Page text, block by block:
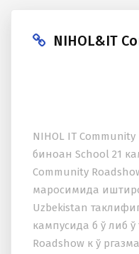
NIHOL&IT
NIHOL IT
биноан School 21
Community
маросимида
Uzbekistan
кампусида б ў либ
Roadshow к ў